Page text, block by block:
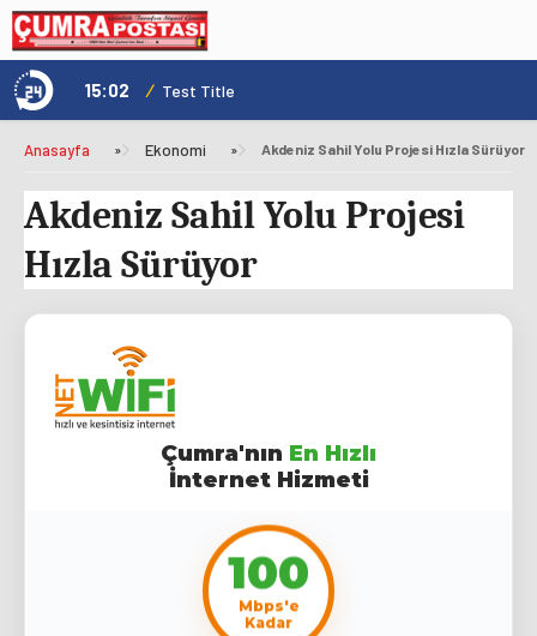
15:02 / Test Title
Anasayfa » Ekonomi » Akdeniz Sahil Yolu Projesi Hızla Sürüyor
Akdeniz Sahil Yolu Projesi
Hızla Sürüyor
Çumra'nın En Hızlı
İnternet Hizmeti
100
Mbps'e
Kadar